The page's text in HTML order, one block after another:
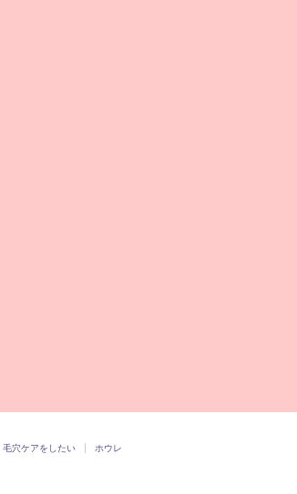
毛穴ケアをしたい
ホウレ